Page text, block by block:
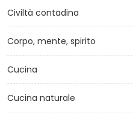
Civiltà contadina
Corpo, mente, spirito
Cucina
Cucina naturale